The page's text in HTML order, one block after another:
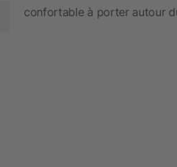
confortable à porter autour